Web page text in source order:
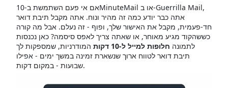
אם אי פעם השתמשת ב-10MinuteMail או ב-Guerrilla Mail,
אתה כבר יודע כמה זה מהיר ונוח. אתה מקבל תיבת דואר
חד-פעמית, מקבל את האישור שלך, ופוף - זה נעלם. אבל מה קורה
כששהקוד מגיע מאוחר, או שאתה צריך לאפס סיסמה? כאן נכנסות
לתמונה חלופות למייל ל-10 דקות
המודרניות, שמספקות לך
תיבת דואר לטווח ארוך שנשארת זמינה במשך ימים - אפילו
שבועות - במקום דקות.